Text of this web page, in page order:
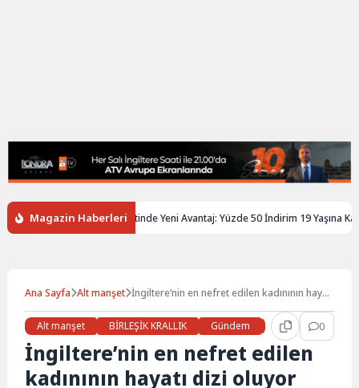
Magazin Haberleri
Gençlere Tren Biletinde Yeni Avantaj: Yüzde 50 İndirim 19 Yaşına Kadar
Ana Sayfa Alt manşet İngiltere’nin en nefret edilen kadınının hayatı
Alt manşet
BİRLEŞİK KRALLIK Gündem Haberler 0
İngiltere’nin en nefret edilen
kadınının hayatı dizi oluyor